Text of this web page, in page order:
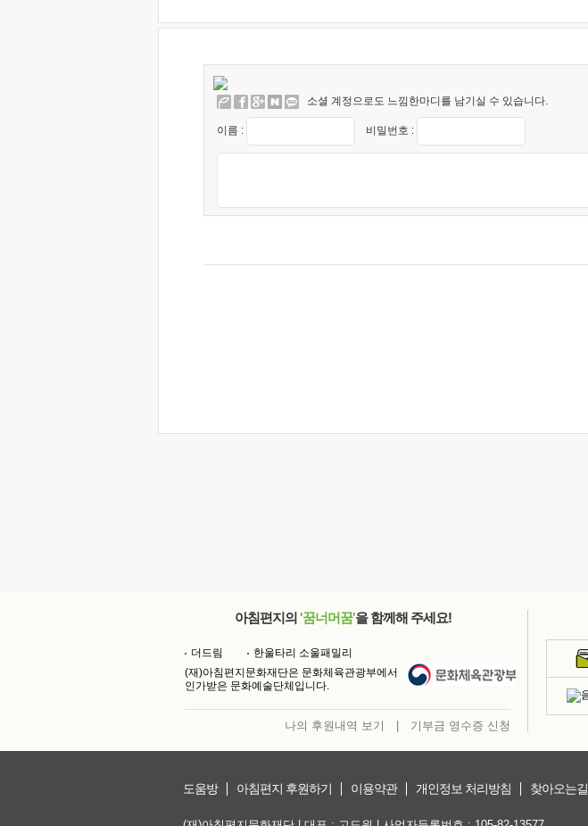
소셜 계정으로도 느낌한마디를 남기실 수 있습니다.
이름 : 비밀번호 :
아침편지의 '꿈너머꿈'을 함께해 주세요!
더드림
한울타리 소울패밀리
(재)아침편지문화재단은 문화체육관광부에서
인가받은 문화예술단체입니다.
나의 후원내역 보기 기부금 영수증 신청
도움방 아침편지 후원하기 이용약관 개인정보 처리방침 찾아오는길